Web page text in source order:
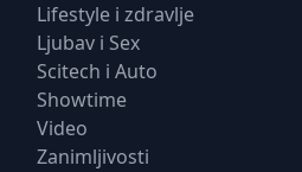
Lifestyle i zdravlje
Ljubav i Sex
Scitech i Auto
Showtime
Video
Zanimljivosti